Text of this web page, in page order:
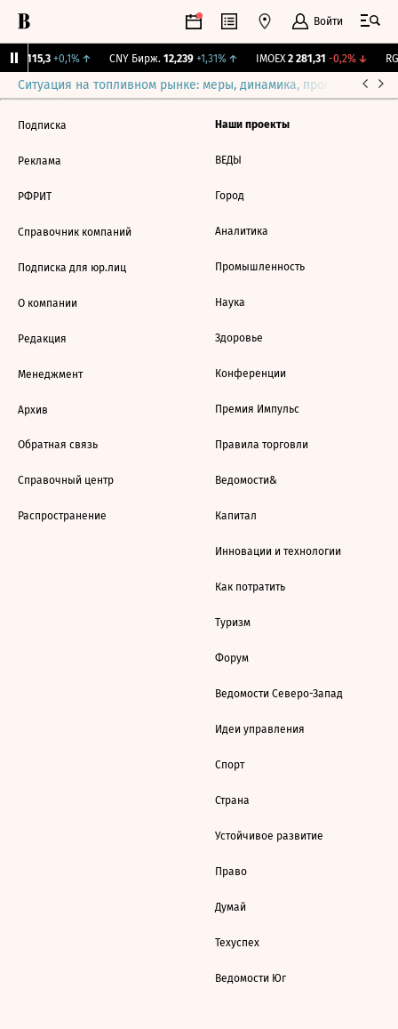
Войти
115,3 +0,1%↑ CNY Бирж. 12,239 +1,31%↑ IMOEX 2 281,31 -0,2%↓
Ситуация на топливном рынке: меры, динамика, прогнозы
Подписка
Реклама
РФРИТ
Справочник компаний
Подписка для юр.лиц
О компании
Редакция
Менеджмент
Архив
Обратная связь
Справочный центр
Распространение
Наши проекты
ВЕДЫ
Город
Аналитика
Промышленность
Наука
Здоровье
Конференции
Премия Импульс
Правила торговли
Ведомости&
Капитал
Инновации и технологии
Как потратить
Туризм
Форум
Ведомости Северо-Запад
Идеи управления
Спорт
Страна
Устойчивое развитие
Право
Думай
Техуспех
Ведомости Юг